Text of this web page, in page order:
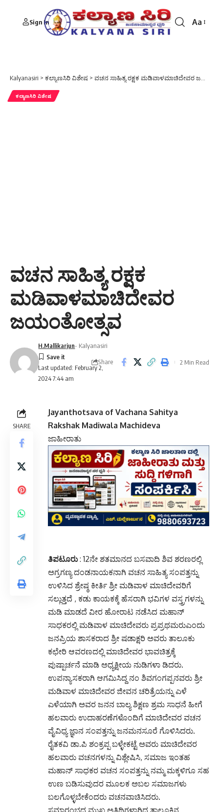
Sign In
Font
Aa
Kalyanasiri > ಕಲ್ಯಾಣಸಿರಿ ವಿಶೇಷ > ವಚನ ಸಾಹಿತ್ಯ ರಕ್ಷಕ ಮಡಿವಾಳಮಾಚಿದೇವರ ಜಯಂತೋತ್ಸವ
ಕಲ್ಯಾಣಸಿರಿ ವಿಶೇಷ
ವಚನ ಸಾಹಿತ್ಯ ರಕ್ಷಕ
ಮಡಿವಾಳಮಾಚಿದೇವರ
ಜಯಂತೋತ್ಸವ
Last updated: February 2,
2024 7:44 am
H.Mallikarjun- Kalyanasiri
Share 2 Min Read
SHARE
Jayanthotsava of Vachana Sahitya
Rakshak Madiwala Machideva
ಜಾಹೀರಾತು
ತಿಪಟೂರು: 12ನೇ ಶತಮಾನದ ಬಸವಾದಿ ಶಿವ ಶರಣರಲ್ಲಿ
ಅಗ್ರಗಣ್ಯ ದಂಡನಾಯಕನಾಗಿ ವಚನ ಸಾಹಿತ್ಯ ಸಂಪತ್ತನ್ನು
ಉಳಿಸಿದ ಶ್ರೇಷ್ಠ ಕೀರ್ತಿ ಶ್ರೀ ಮಡಿವಾಳ ಮಾಚಿದೇವರಿಗೆ
ಸಲ್ಲುತ್ತದೆ , ಕಡು ಕಾಯಕಕ್ಕೆ ಹೆಸರಾಗಿ ಭವಿಗಳ ವಸ್ತ್ರಗಳನ್ನು
ಮಡಿ ಮಾಡದೆ ವೀರ ಹೋರಾಟ ನಡೆಸಿದ ಮಹಾನ್
ಸಾಧಕರಲ್ಲಿ ಮಡಿವಾಳ ಮಾಚಿದೇವರು ಪ್ರಪ್ರಥಮರುಎಂದು
ಜನಪ್ರಿಯ ಶಾಸಕರಾದ ಶ್ರೀ ಷಡಾಕ್ಷರಿ ಅವರು ತಾಲೂಕು
ಕಛೇರಿ ಆವರಣದಲ್ಲಿ ಮಾಚಿದೇವರ ಭಾವಚಿತ್ರಕ್ಕೆ
ಪುಷ್ಪಾರ್ಚನೆ ಮಾಡಿ ಅಧ್ಯಕ್ಷೀಯ ನುಡಿಗಳಾ ಡಿದರು.
ಉಪನ್ಯಾಸಕರಾಗಿ ಆಗಮಿಸಿದ್ದ ನಂ ಶಿವಗಂಗಪ್ಪನವರು ಶ್ರೀ
ಮಡಿವಾಳ ಮಾಚಿದೇವರ ಜೀವನ ಚರಿತ್ರೆಯನ್ನು ಎಳೆ
ಎಳೆಯಾಗಿ ಅವರ ಜನನ ಬಾಲ್ಯ ಶಿಕ್ಷಣ ಶ್ರಮ ಸಾಧನೆ ಹೀಗೆ
ಹಲವಾರು ಉದಾಹರಣೆಗಳೊಂದಿಗೆ ಮಾಚಿದೇವರ ವಚನ
ವೈವಿಧ್ಯ ಜ್ಞಾನ ಸಂಪತ್ತನ್ನು ಜನಮನಸೂರೆ ಗೊಳಿಸಿದರು.
ರೈತಕವಿ ಡಾ.ಪಿ ಶಂಕ್ರಪ್ಪ ಬಳ್ಳೇಕಟ್ಟೆ ಅವರು ಮಾಚಿದೇವರ
ಹಲವಾರು ವಚನಗಳನ್ನು ವಿಶ್ಲೇಷಿಸಿ, ಸಮಾಜ ಇಂತಹ
ಮಹಾನ್ ಸಾಧಕರ ವಚನ ಸಂಪತ್ತನ್ನು ನಮ್ಮ ಮಕ್ಕಳಿಗೂ ಸಹ
ಉಣ ಬಡಿಸುವುದರ ಮೂಲಕ ಅಬಲ ಸಮಾಜಗಳು
ಬಲಗೊಳ್ಳಬೇಕೆಂದರು ವಚನವಾಚಿಸಿದರು.
ಸಮಾರಂಭದ ಮುಖ್ಯ ಅತಿಥಿಗಳಾಗಿದ್ದ ತಾಲೂಕಿನ